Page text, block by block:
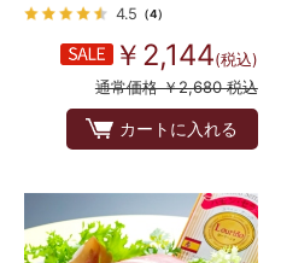
4.5 （4）
￥2,144(税込)
通常価格 ￥2,680 税込
カートに入れる